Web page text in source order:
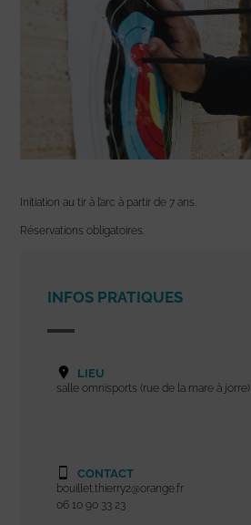
Initiation au tir à l’arc à partir de 7 ans.
Réservations obligatoires.
INFOS PRATIQUES
LIEU
salle omnisports (rue de la mare à jorre)
CONTACT
bouillet.thierry2@orange.fr
06 10 90 33 23